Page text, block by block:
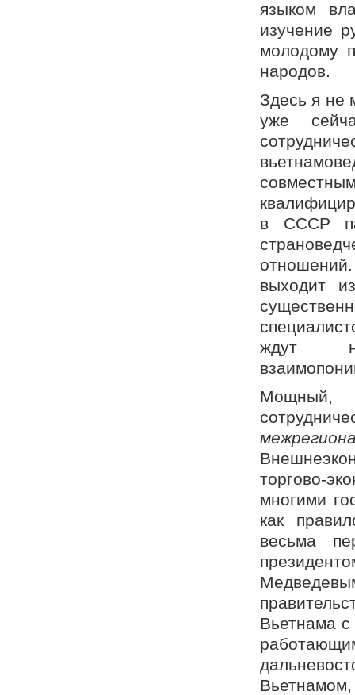
языком
изучение
молодому
народов.
Здесь я не
уже
в СССР
выходит
ждут
Мощный,
торгово-
многими
как
весьма
Вьетнама